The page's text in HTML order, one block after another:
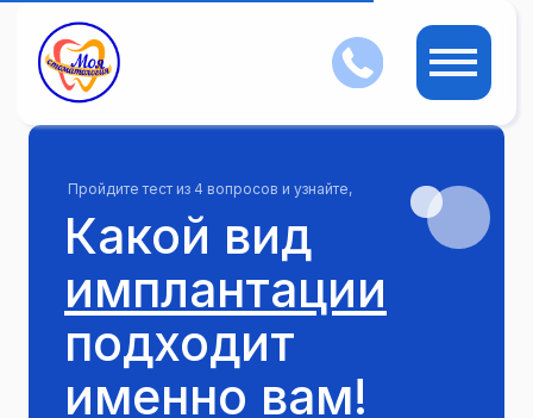
Какой вид
имплантации
подходит
именно вам!
Пройдите тест из 4 вопросов и узнайте,